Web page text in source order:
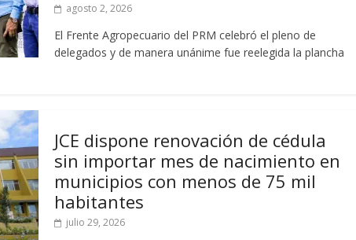
agosto 2, 2026
El Frente Agropecuario del PRM celebró el pleno de
delegados y de manera unánime fue reelegida la plancha
JCE dispone renovación de cédula
sin importar mes de nacimiento en
municipios con menos de 75 mil
habitantes
julio 29, 2026